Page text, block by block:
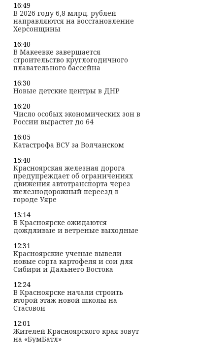
16:49
В 2026 году 6,8 млрд. рублей
направляются на восстановление
Херсонщины
16:40
В Макеевке завершается
строительство круглогодичного
плавательного бассейна
16:30
Новые детские центры в ДНР
16:20
Число особых экономических зон в
России вырастет до 64
16:05
Катастрофа ВСУ за Волчанском
15:40
Красноярская железная дорога
предупреждает об ограничениях
движения автотранспорта через
железнодорожный переезд в
городе Уяре
13:14
В Красноярске ожидаются
дождливые и ветреные выходные
12:31
Красноярские ученые вывели
новые сорта картофеля и сои для
Сибири и Дальнего Востока
12:24
В Красноярске начали строить
второй этаж новой школы на
Стасовой
12:01
Жителей Красноярского края зовут
на «БумБатл»